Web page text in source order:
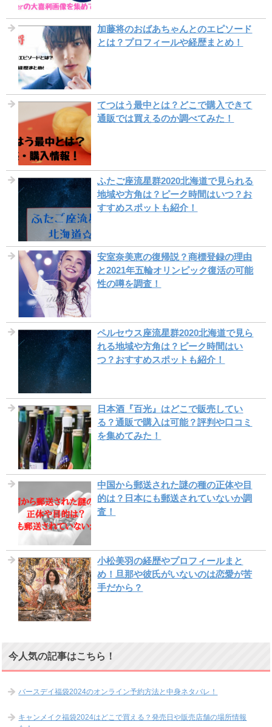
加藤将のおばあちゃんとのエピソード
とは？プロフィールや経歴まとめ！
てつはう最中とは？どこで購入できて
通販では買えるのか調べてみた！
ふたご座流星群2020北海道で見られる
地域や方角は？ピーク時間はいつ？お
すすめスポットも紹介！
安室奈美恵の復帰説？商標登録の理由
と2021年五輪オリンピック復活の可能
性の噂を調査！
ペルセウス座流星群2020北海道で見ら
れる地域や方角は？ピーク時間はい
つ？おすすめスポットも紹介！
日本酒『百光』はどこで販売してい
る？通販で購入は可能？評判や口コミ
を集めてみた！
中国から郵送された謎の種の正体や目
的は？日本にも郵送されていないか調
査！
小松美羽の経歴やプロフィールまと
め！旦那や彼氏がいないのは恋愛が苦
手だから？
今人気の記事はこちら！
バースデイ福袋2024のオンライン予約方法と中身ネタバレ！
キャンメイク福袋2024はどこで買える？発売日や販売店舗の場所情報